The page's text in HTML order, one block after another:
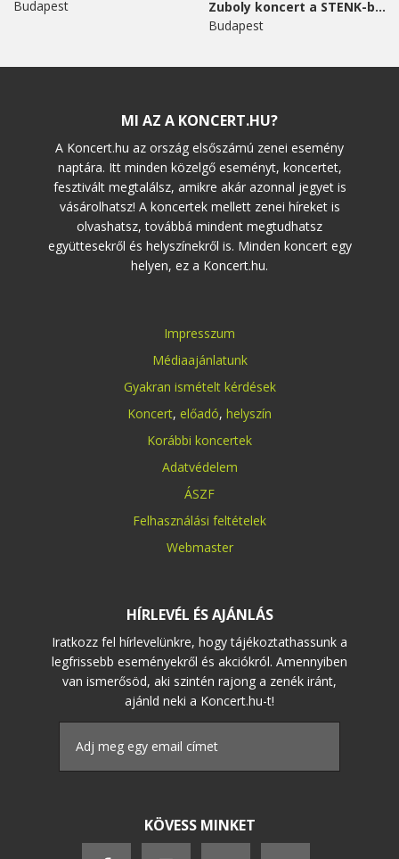
Budapest
Zuboly koncert a STENK-ben
Budapest
MI AZ A KONCERT.HU?
A Koncert.hu az ország elsőszámú zenei esemény
naptára. Itt minden közelgő eseményt, koncertet,
fesztivált megtalálsz, amikre akár azonnal jegyet is
vásárolhatsz! A koncertek mellett zenei híreket is
olvashatsz, továbbá mindent megtudhatsz
együttesekről és helyszínekről is. Minden koncert egy
helyen, ez a Koncert.hu.
Impresszum
Médiaajánlatunk
Gyakran ismételt kérdések
Koncert, előadó, helyszín
Korábbi koncertek
Adatvédelem
ÁSZF
Felhasználási feltételek
Webmaster
HÍRLEVÉL ÉS AJÁNLÁS
Iratkozz fel hírlevelünkre, hogy tájékoztathassunk a
legfrissebb eseményekről és akciókról. Amennyiben
van ismerősöd, aki szintén rajong a zenék iránt,
ajánld neki a Koncert.hu-t!
KÖVESS MINKET